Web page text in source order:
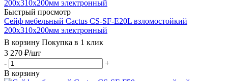
Быстрый просмотр
Сейф мебельный Cactus CS-SF-E20L взломостойкий
200x310x200мм электронный
В корзину Покупка в 1 клик
3 270 ₽/шт
-
+
В корзину